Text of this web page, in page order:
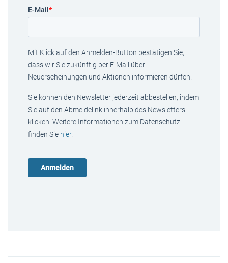
E-Mail *
Mit Klick auf den Anmelden-Button bestätigen Sie,
dass wir Sie zukünftig per E-Mail über
Neuerscheinungen und Aktionen informieren dürfen.
Sie können den Newsletter jederzeit abbestellen, indem
Sie auf den Abmeldelink innerhalb des Newsletters
klicken. Weitere Informationen zum Datenschutz
finden Sie hier.